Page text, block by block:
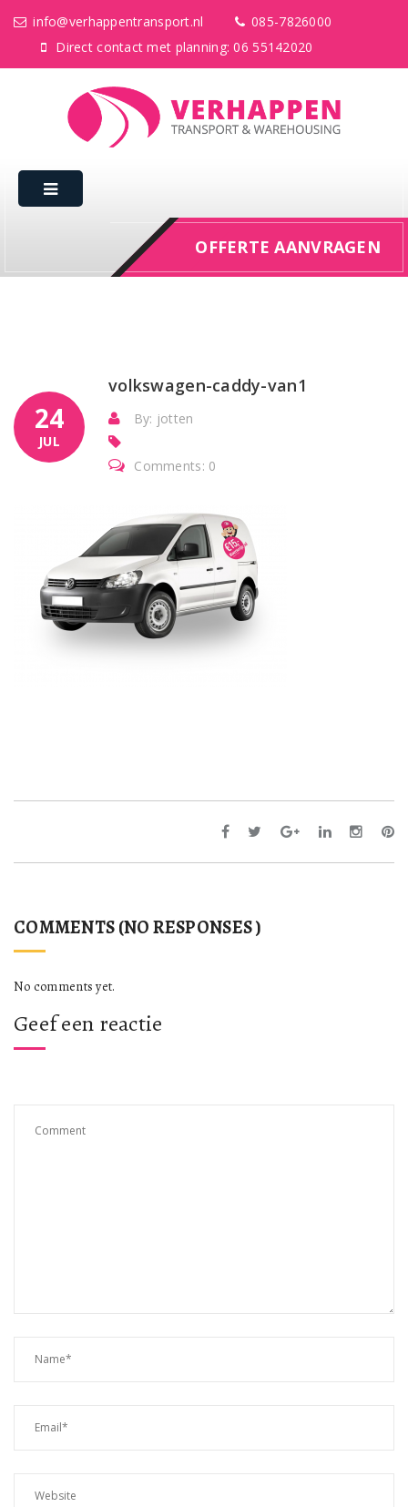
info@verhappentransport.nl
085-7826000
Direct contact met planning: 06 55142020
OFFERTE AANVRAGEN
24
JUL
volkswagen-caddy-van1
By: jotten
Comments: 0
COMMENTS (NO RESPONSES )
No comments yet.
Geef een reactie